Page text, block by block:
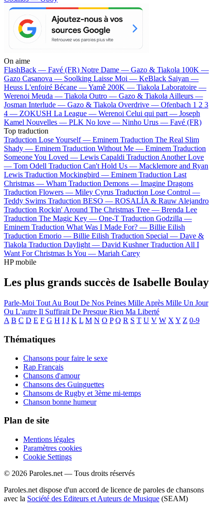
On aime
FlashBack — Favé (FR) Notre Dame — Gazo & Tiakola 100K —
Gazo Casanova — Soolking Laisse Moi — KeBlack Saiyan —
Heuss L'enfoiré Bécane —Yamê 200K — Tiakola Laboratoire —
Werenoi Meuda — Tiakola Outro — Gazo & Tiakola Ailleurs —
Josman Interlude — Gazo & Tiakola Overdrive — Ofenbach 1 2 3
4 — ZOKUSH La League — Werenoi Celui qui part — Joseph
Kamel Nouvelles — PLK No love — Ninho Urus — Favé (FR)
Top traduction
Traduction Lose Yourself — Eminem Traduction The Real Slim
Shady — Eminem Traduction Without Me — Eminem Traduction
Someone You Loved — Lewis Capaldi Traduction Another Love
— Tom Odell Traduction Can't Hold Us — Macklemore and Ryan
Lewis Traduction Mockingbird — Eminem Traduction Last
Christmas — Wham Traduction Demons — Imagine Dragons
Traduction Flowers — Miley Cyrus Traduction Lose Control —
Teddy Swims Traduction BESO — ROSALÍA & Rauw Alejandro
Traduction Rockin' Around The Christmas Tree — Brenda Lee
Traduction The Magic Key — One-T Traduction Godzilla —
Eminem Traduction What Was I Made For? — Billie Eilish
Traduction Emorio — Billie Eilish Traduction Special — Dave &
Tiakola Traduction Daylight — David Kushner Traduction All I
Want For Christmas Is You — Mariah Carey
HP mobile
Les plus grands succès de Isabelle Boulay
Parle-Moi Tout Au Bout De Nos Peines Mille Après Mille Un Jour
Ou L'autre Il Suffirait De Presque Rien Ma Liberté
A B C D E F G H I J K L M N O P Q R S T U V W X Y Z 0-9
Thématiques
Chansons pour faire le sexe
Rap Français
Chansons d'amour
Chansons des Guinguettes
Chansons de Rugby et 3ème mi-temps
Chanson bonne humeur
Plan de site
Mentions légales
Paramètres cookies
Cookie Settings
© 2026 Paroles.net — Tous droits réservés
Paroles.net dispose d'un accord de licence de paroles de chansons
avec la Société des Editeurs et Auteurs de Musique (SEAM)